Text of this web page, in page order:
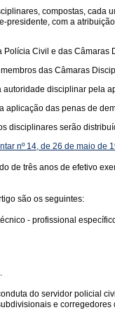
compostas, cada
presidente, com a
Civil e das
das Câmaras
disciplinar pela
aplicação das penas de
disciplinares serão
nº 14, de 26 de maio de
de três anos de efetivo
são os seguintes:
- profissional
do servidor policial
e